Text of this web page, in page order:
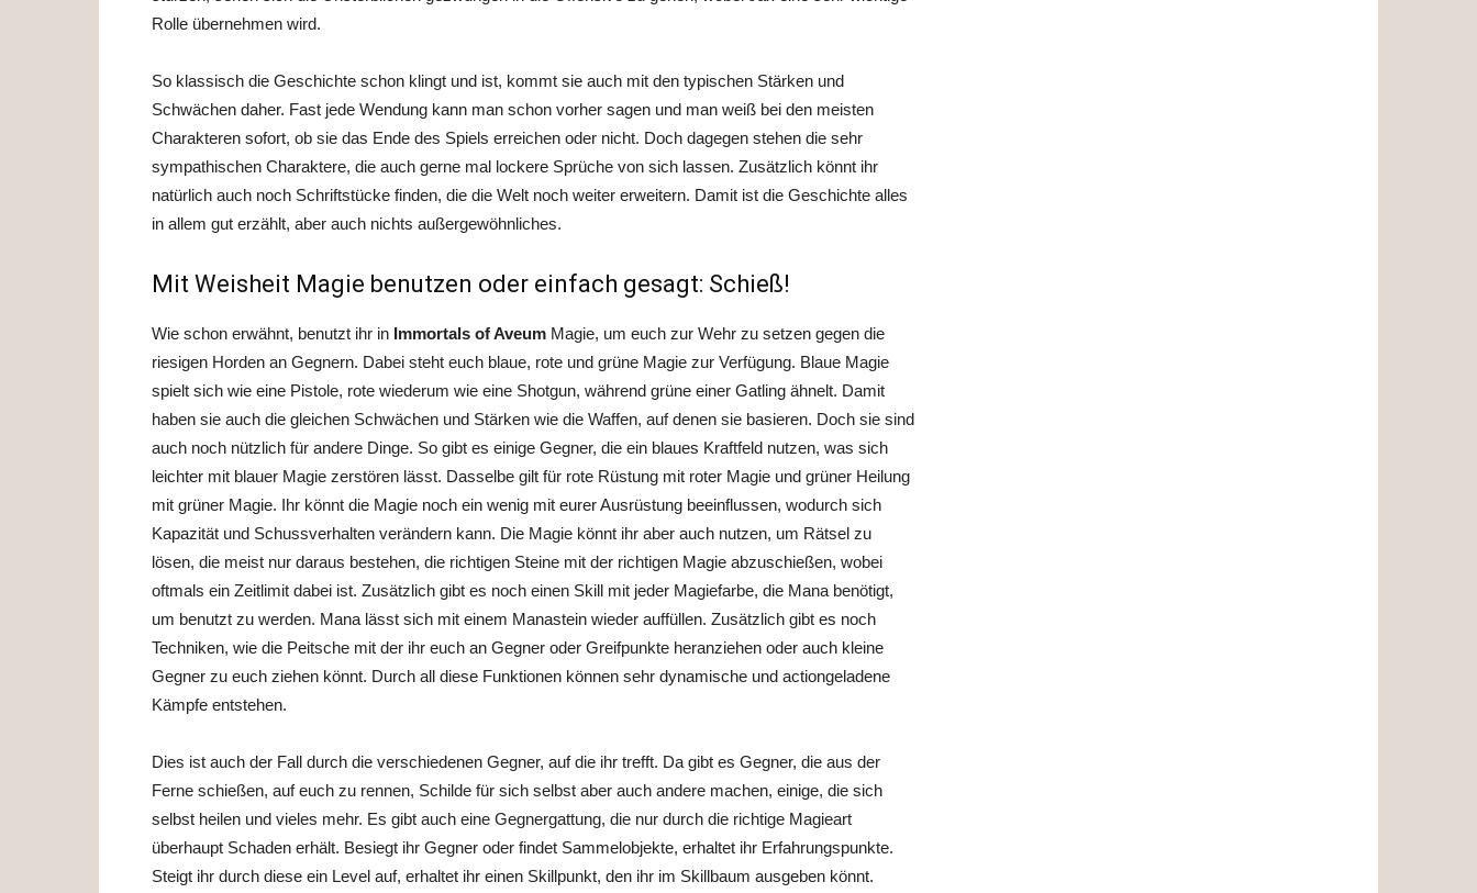
Rolle übernehmen wird.
So klassisch die Geschichte schon klingt und ist, kommt sie auch mit den typischen Stärken und
Schwächen daher. Fast jede Wendung kann man schon vorher sagen und man weiß bei den meisten
Charakteren sofort, ob sie das Ende des Spiels erreichen oder nicht. Doch dagegen stehen die sehr
sympathischen Charaktere, die auch gerne mal lockere Sprüche von sich lassen. Zusätzlich könnt ihr
natürlich auch noch Schriftstücke finden, die die Welt noch weiter erweitern. Damit ist die Geschichte alles
in allem gut erzählt, aber auch nichts außergewöhnliches.
Mit Weisheit Magie benutzen oder einfach gesagt: Schieß!
Wie schon erwähnt, benutzt ihr in Immortals of Aveum Magie, um euch zur Wehr zu setzen gegen die
riesigen Horden an Gegnern. Dabei steht euch blaue, rote und grüne Magie zur Verfügung. Blaue Magie
spielt sich wie eine Pistole, rote wiederum wie eine Shotgun, während grüne einer Gatling ähnelt. Damit
haben sie auch die gleichen Schwächen und Stärken wie die Waffen, auf denen sie basieren. Doch sie sind
auch noch nützlich für andere Dinge. So gibt es einige Gegner, die ein blaues Kraftfeld nutzen, was sich
leichter mit blauer Magie zerstören lässt. Dasselbe gilt für rote Rüstung mit roter Magie und grüner Heilung
mit grüner Magie. Ihr könnt die Magie noch ein wenig mit eurer Ausrüstung beeinflussen, wodurch sich
Kapazität und Schussverhalten verändern kann. Die Magie könnt ihr aber auch nutzen, um Rätsel zu
lösen, die meist nur daraus bestehen, die richtigen Steine mit der richtigen Magie abzuschießen, wobei
oftmals ein Zeitlimit dabei ist. Zusätzlich gibt es noch einen Skill mit jeder Magiefarbe, die Mana benötigt,
um benutzt zu werden. Mana lässt sich mit einem Manastein wieder auffüllen. Zusätzlich gibt es noch
Techniken, wie die Peitsche mit der ihr euch an Gegner oder Greifpunkte heranziehen oder auch kleine
Gegner zu euch ziehen könnt. Durch all diese Funktionen können sehr dynamische und actiongeladene
Kämpfe entstehen.
Dies ist auch der Fall durch die verschiedenen Gegner, auf die ihr trefft. Da gibt es Gegner, die aus der
Ferne schießen, auf euch zu rennen, Schilde für sich selbst aber auch andere machen, einige, die sich
selbst heilen und vieles mehr. Es gibt auch eine Gegnergattung, die nur durch die richtige Magieart
überhaupt Schaden erhält. Besiegt ihr Gegner oder findet Sammelobjekte, erhaltet ihr Erfahrungspunkte.
Steigt ihr durch diese ein Level auf, erhaltet ihr einen Skillpunkt, den ihr im Skillbaum ausgeben könnt.